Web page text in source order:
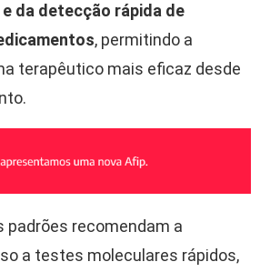
da detecção rápida de
, permitindo a
terapêutico mais eficaz desde
padrões recomendam a
a testes moleculares rápidos,